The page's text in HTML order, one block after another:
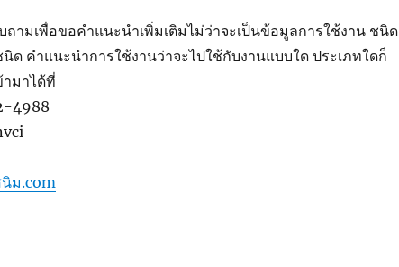
ามเพื่อขอคำแนะนำเพิ่มเติมไม่ว่าจะเป็นข้อมูลการใช้งาน ชนิด
คำแนะนำการใช้งานว่าจะไปใช้กับงานแบบใด ประเภทใดก็
มาได้ที่
4988
ม.com